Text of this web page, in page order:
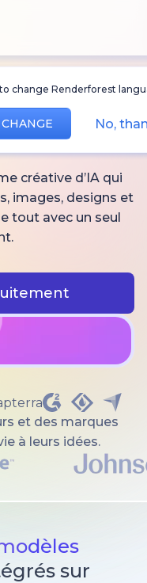
to change Renderforest
CHANGE No,
IA
créative d’IA qui
images, designs et
tout avec un seul
et des marques
à leurs idées.
sur